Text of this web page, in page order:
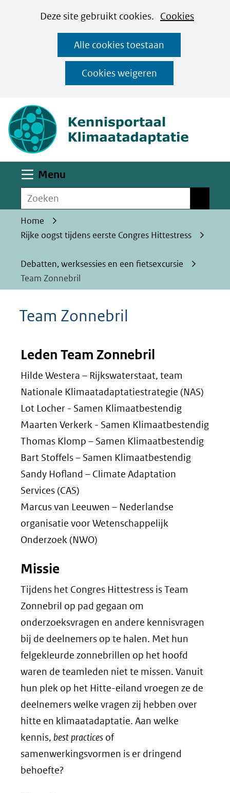
CookiesDeze site gebruikt cookies. Cookies
op
deze
website
worden
toegestaan
geweigerd.
Alle cookies toestaan
Cookies weigeren
Ga
naar
de
inhoud
Menu
Zoeken
Home
Rijke oogst tijdens eerste Congres Hittestress
Debatten, werksessies en een fietsexcursie
Team Zonnebril
Team Zonnebril
Leden Team Zonnebril
Hilde Westera – Rijkswaterstaat, team
Nationale Klimaatadaptatiestrategie (NAS)
Lot Locher - Samen Klimaatbestendig
Maarten Verkerk - Samen Klimaatbestendig
Thomas Klomp – Samen Klimaatbestendig
Bart Stoffels – Samen Klimaatbestendig
Sandy Hofland – Climate Adaptation
Services (CAS)
Marcus van Leeuwen – Nederlandse
organisatie voor Wetenschappelijk
Onderzoek (NWO)
Missie
Tijdens het Congres Hittestress is Team
Zonnebril op pad gegaan om
onderzoeksvragen en andere kennisvragen
bij de deelnemers op te halen. Met hun
felgekleurde zonnebrillen op het hoofd
waren de teamleden niet te missen. Vanuit
hun plek op het Hitte-eiland vroegen ze de
deelnemers welke vragen zij hebben over
hitte en klimaatadaptatie. Aan welke
kennis, best practices of
samenwerkingsvormen is er dringend
behoefte?